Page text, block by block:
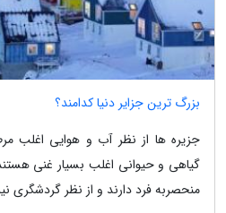
بزرگ ترین جزایر دنیا کدامند؟
جزیره ها از نظر آب و هوایی اغلب
گیاهی و حیوانی اغلب بسیار غنی
منحصربه فرد دارند و از نظر گردشگری